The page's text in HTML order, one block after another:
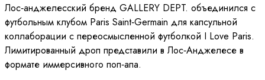
Лос‑анджелесский бренд GALLERY DEPT. объединился с
футбольным клубом Paris Saint‑Germain для капсульной
коллаборации с переосмысленной футболкой I Love Paris.
Лимитированный дроп представили в Лос‑Анджелесе в
формате иммерсивного поп‑апа.